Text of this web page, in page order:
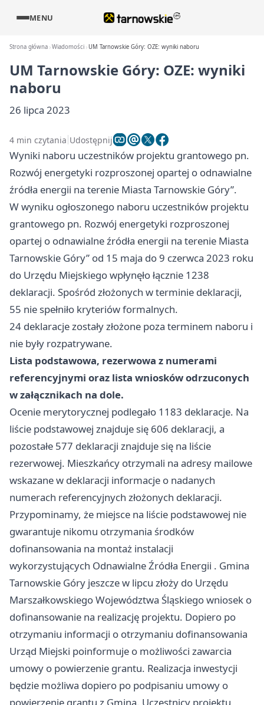
MENU
Strona główna Wiadomości UM Tarnowskie Góry: OZE: wyniki naboru
UM Tarnowskie Góry: OZE: wyniki
naboru
26 lipca 2023
4 min czytania Udostępnij
Wyniki naboru uczestników projektu grantowego pn.
Rozwój energetyki rozproszonej opartej o odnawialne
źródła energii na terenie Miasta Tarnowskie Góry”.
W wyniku ogłoszonego naboru uczestników projektu
grantowego pn. Rozwój energetyki rozproszonej
opartej o odnawialne źródła energii na terenie Miasta
Tarnowskie Góry” od 15 maja do 9 czerwca 2023 roku
do Urzędu Miejskiego wpłynęło łącznie 1238
deklaracji. Spośród złożonych w terminie deklaracji,
55 nie spełniło kryteriów formalnych.
24 deklaracje zostały złożone poza terminem naboru i
nie były rozpatrywane.
Lista podstawowa, rezerwowa z numerami
referencyjnymi oraz lista wniosków odrzuconych
w załącznikach na dole.
Ocenie merytorycznej podlegało 1183 deklaracje. Na
liście podstawowej znajduje się 606 deklaracji, a
pozostałe 577 deklaracji znajduje się na liście
rezerwowej. Mieszkańcy otrzymali na adresy mailowe
wskazane w deklaracji informacje o nadanych
numerach referencyjnych złożonych deklaracji.
Przypominamy, że miejsce na liście podstawowej nie
gwarantuje nikomu otrzymania środków
dofinansowania na montaż instalacji
wykorzystujących Odnawialne Źródła Energii . Gmina
Tarnowskie Góry jeszcze w lipcu złoży do Urzędu
Marszałkowskiego Województwa Śląskiego wniosek o
dofinansowanie na realizację projektu. Dopiero po
otrzymaniu informacji o otrzymaniu dofinansowania
Urząd Miejski poinformuje o możliwości zawarcia
umowy o powierzenie grantu. Realizacja inwestycji
będzie możliwa dopiero po podpisaniu umowy o